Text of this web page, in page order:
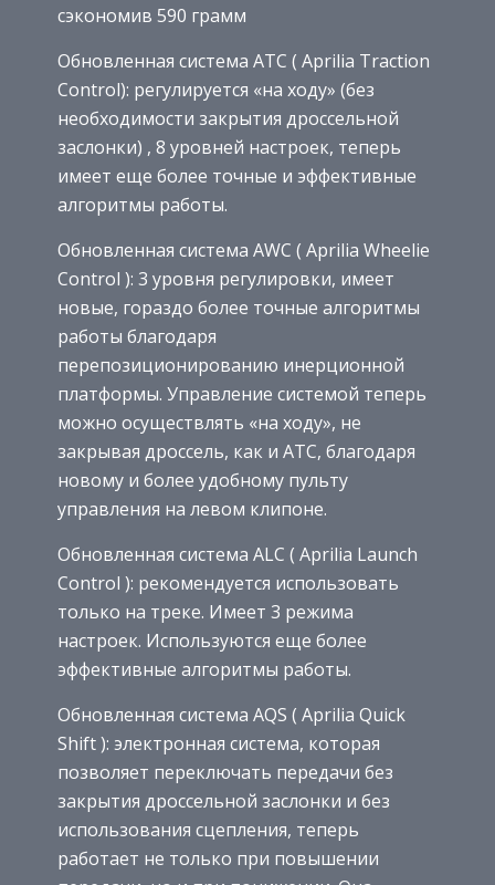
сэкономив 590 грамм
Обновленная система ATC ( Aprilia Traction
Control): регулируется «на ходу» (без
необходимости закрытия дроссельной
заслонки) , 8 уровней настроек, теперь
имеет еще более точные и эффективные
алгоритмы работы.
Обновленная система AWC ( Aprilia Wheelie
Control ): 3 уровня регулировки, имеет
новые, гораздо более точные алгоритмы
работы благодаря
перепозиционированию инерционной
платформы. Управление системой теперь
можно осуществлять «на ходу», не
закрывая дроссель, как и ATC, благодаря
новому и более удобному пульту
управления на левом клипоне.
Обновленная система ALC ( Aprilia Launch
Control ): рекомендуется использовать
только на треке. Имеет 3 режима
настроек. Используются еще более
эффективные алгоритмы работы.
Обновленная система AQS ( Aprilia Quick
Shift ): электронная система, которая
позволяет переключать передачи без
закрытия дроссельной заслонки и без
использования сцепления, теперь
работает не только при повышении